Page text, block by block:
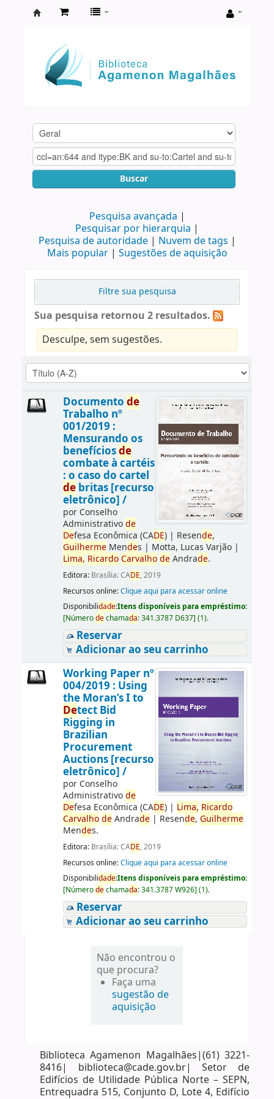
Agamenon
Magalhães
Buscar
Pesquisa avançada
Pesquisar por hierarquia
Pesquisa de autoridade
Nuvem de tags
Mais popular
Sugestões de aquisição
Filtre sua pesquisa
Sua pesquisa retornou 2 resultados.
Desculpe, sem sugestões.
Documento de
Trabalho nº
001/2019 :
Mensurando os
benefíciosde
combate à cartéis
: o caso do cartel
debritas [recurso
eletrônico] /
por Conselho
Administrativode
Defesa Econômica (CADE)| Resende,
GuilhermeMendes | Motta, Lucas Varjão|
Lima, Ricardo Carvalho deAndrade.
Editora: Brasília: CADE, 2019
Recursos online:Clique aqui para acessar online
Disponibilidade:Itens disponíveis para empréstimo:
[Númerodechamada:341.3787 D637] (1).
Reservar
Adicionar ao seu carrinho
Working Paper nº
004/2019 : Using
the Moran’s I to
Detect Bid
Rigging in
Brazilian
Procurement
Auctions [recurso
eletrônico] /
por Conselho
Administrativode
Defesa Econômica (CADE)| Lima, Ricardo
Carvalho deAndrade| Resende, Guilherme
Mendes.
Editora: Brasília: CADE, 2019
Recursos online:Clique aqui para acessar online
Disponibilidade:Itens disponíveis para empréstimo:
[Númerodechamada:341.3787 W926] (1).
Reservar
Adicionar ao seu carrinho
Não encontrou o
que procura?
Faça uma
sugestão de
aquisição
Biblioteca Agamenon Magalhães|(61) 3221-
8416| biblioteca@cade.gov.br| Setor de
Edifícios de Utilidade Pública Norte – SEPN,
Entrequadra 515, Conjunto D, Lote 4, Edifício